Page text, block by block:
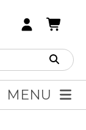
MENU